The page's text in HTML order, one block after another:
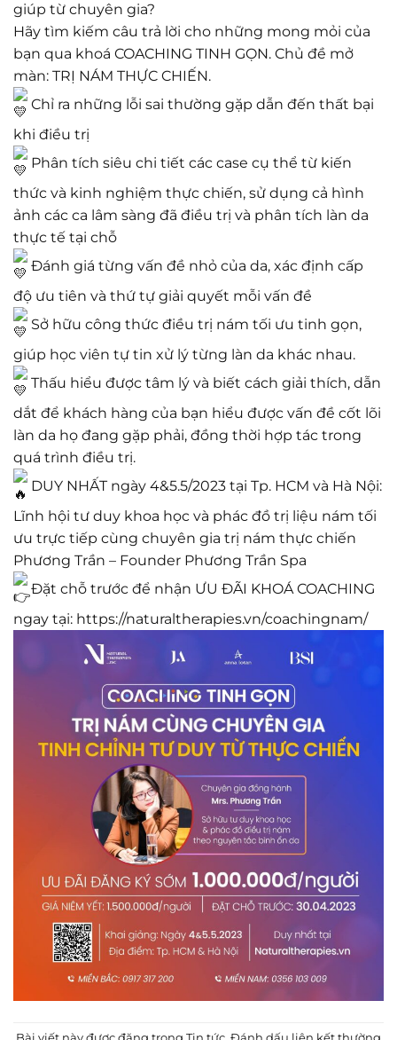
giúp từ chuyên gia?
Hãy tìm kiếm câu trả lời cho những mong mỏi của
bạn qua khoá COACHING TINH GỌN. Chủ đề mở
màn: TRỊ NÁM THỰC CHIẾN.
Chỉ ra những lỗi sai thường gặp dẫn đến thất bại
khi điều trị
Phân tích siêu chi tiết các case cụ thể từ kiến
thức và kinh nghiệm thực chiến, sử dụng cả hình
ảnh các ca lâm sàng đã điều trị và phân tích làn da
thực tế tại chỗ
Đánh giá từng vấn đề nhỏ của da, xác định cấp
độ ưu tiên và thứ tự giải quyết mỗi vấn đề
Sở hữu công thức điều trị nám tối ưu tinh gọn,
giúp học viên tự tin xử lý từng làn da khác nhau.
Thấu hiểu được tâm lý và biết cách giải thích, dẫn
dắt để khách hàng của bạn hiểu được vấn đề cốt lõi
làn da họ đang gặp phải, đồng thời hợp tác trong
quá trình điều trị.
DUY NHẤT ngày 4&5.5/2023 tại Tp. HCM và Hà Nội:
Lĩnh hội tư duy khoa học và phác đồ trị liệu nám tối
ưu trực tiếp cùng chuyên gia trị nám thực chiến
Phương Trần – Founder Phương Trần Spa
Đặt chỗ trước để nhận ƯU ĐÃI KHOÁ COACHING
ngay tại: https://naturaltherapies.vn/coachingnam/